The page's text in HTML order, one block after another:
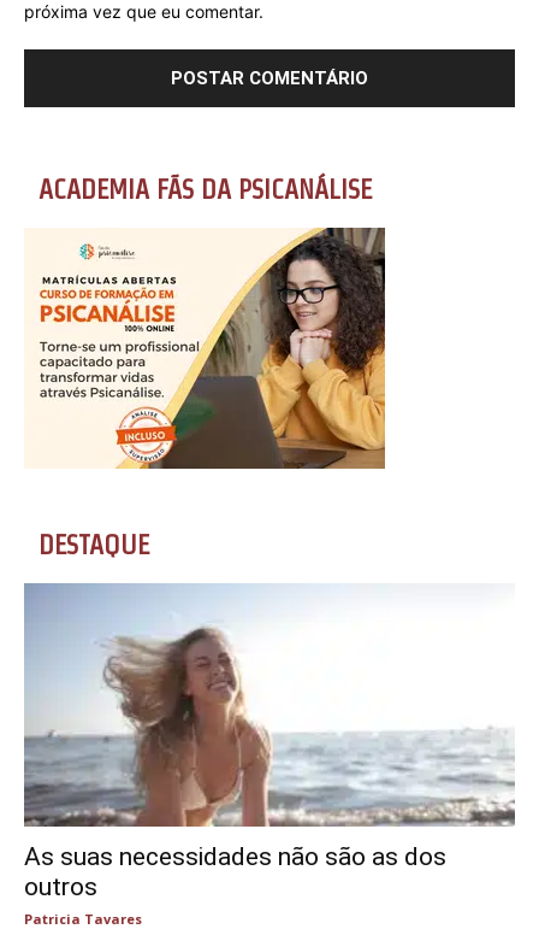
próxima vez que eu comentar.
ACADEMIA FÃS DA PSICANÁLISE
DESTAQUE
As suas necessidades não são as dos
outros
Patricia Tavares